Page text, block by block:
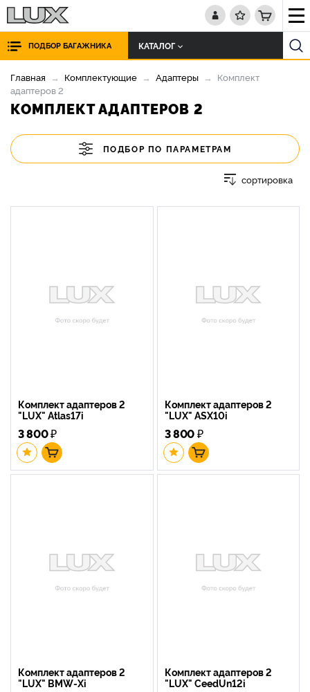
ПОДБОР БАГАЖНИКА КАТАЛОГ
Главная Комплектующие Адаптеры
Комплект
адаптеров 2
КОМПЛЕКТ АДАПТЕРОВ 2
ПОДБОР ПО ПАРАМЕТРАМ
сортировка
Комплект адаптеров 2
"LUX" Atlas17i
3 800₽
Комплект адаптеров 2
"LUX" ASX10i
3 800₽
Комплект адаптеров 2
"LUX" BMW-Xi
Комплект адаптеров 2
"LUX" CeedUn12i